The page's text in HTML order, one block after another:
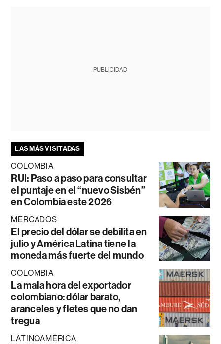
PUBLICIDAD
LAS MÁS VISITADAS
COLOMBIA
RUI: Paso a paso para consultar
el puntaje en el “nuevo Sisbén”
en Colombia este 2026
MERCADOS
El precio del dólar se debilita en
julio y América Latina tiene la
moneda más fuerte del mundo
COLOMBIA
La mala hora del exportador
colombiano: dólar barato,
aranceles y fletes que no dan
tregua
LATINOAMÉRICA